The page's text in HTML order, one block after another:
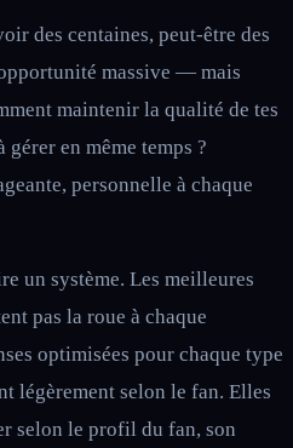
des centaines, peut-être des
massive — mais
maintenir la qualité de tes
gérer en même temps ?
personnelle à chaque
un système. Les meilleures
pas la roue à chaque
optimisées pour chaque type
légèrement selon le fan. Elles
selon le profil du fan, son